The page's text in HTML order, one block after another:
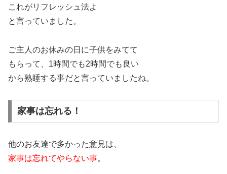
これがリフレッシュ法よ
と言っていました。
ご主人のお休みの日に子供をみてて
もらって、1時間でも2時間でも良い
から熟睡する事だと言っていましたね。
家事は忘れる！
他のお友達で多かった意見は、
家事は忘れてやらない事。